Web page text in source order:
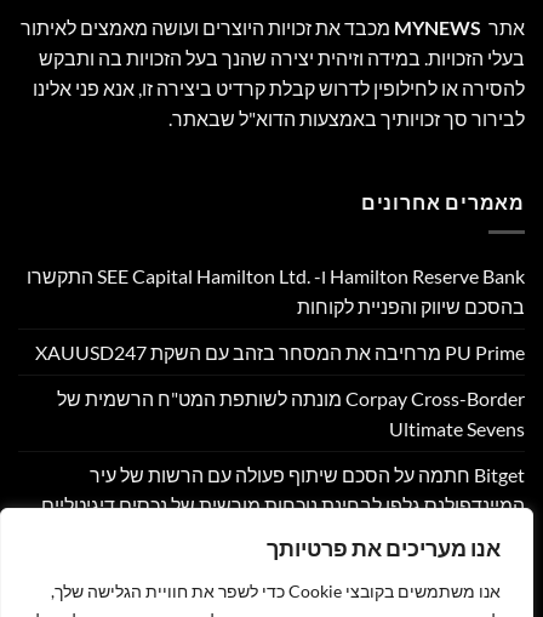
אנו מעריכים את פרטיותך
אנו משתמשים בקובצי Cookie כדי לשפר את חוויית הגלישה שלך,
אתר MYNEWS מכבד את זכויות היוצרים ועושה מאמצים לאיתור
בעלי הזכויות. במידה וזיהית יצירה שהנך בעל הזכויות בה ותבקש
להסירה או לחילופין לדרוש קבלת קרדיט ביצירה זו, אנא פני אלינו
לבירור סך זכויותיך באמצעות הדוא"ל שבאתר.
מאמרים אחרונים
Hamilton Reserve Bank ו- SEE Capital Hamilton Ltd.‎ התקשרו
בהסכם שיווק והפניית לקוחות
PU Prime מרחיבה את המסחר בזהב עם השקת XAUUSD247
Corpay Cross-Border מונתה לשותפת המט"ח הרשמית של
Ultimate Sevens
Bitget חתמה על הסכם שיתוף פעולה עם הרשות של עיר
המיינדפולנס גלפו לבחינת נוכחות מורשית של נכסים דיגיטליים
Nyxoah מדווחת על תוצאות פיננסיות ותפעוליות ברבעון השני
ובמחצית הראשונה של 2026